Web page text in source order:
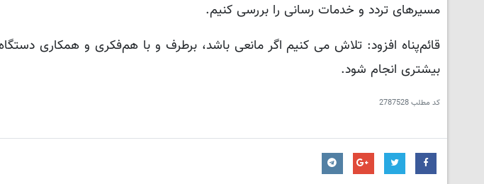
مسیرهای تردد و خدمات رسانی را بررسی کنیم.
قائم‌پناه افزود: تلاش می کنیم اگر مانعی باشد، برطرف و با هم‌فکری و همکاری
بیشتری انجام شود.
کد مطلب2787528